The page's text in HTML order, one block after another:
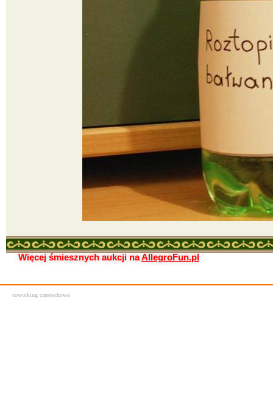
Więcej śmiesznych aukcji naAllegroFun.pl
coworking częstochowa